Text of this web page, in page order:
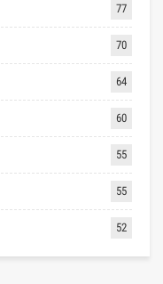
77
70
64
60
55
55
52